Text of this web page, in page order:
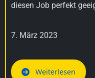
diesen Job perfekt
7. März 2023
Weiterlesen